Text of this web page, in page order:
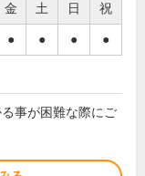
金 土 日 祝
● ● ● ●
事が困難な際にご